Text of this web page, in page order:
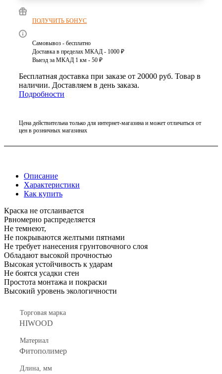
ПОЛУЧИТЬ БОНУС
Самовывоз - бесплатно
Доставка в пределах МКАД - 1000 ₽
Выезд за МКАД 1 км - 50 ₽
Бесплатная доставка при заказе от 20000 руб. Товар в
наличии. Доставляем в день заказа.
Подробности
Цена действительна только для интернет-магазина и может отличаться от
цен в розничных магазинах
Описание
Характеристики
Как купить
Краска не отслаивается
Рвномерно распределяется
Не темнеют,
Не покрываются желтыми пятнами
Не требует нанесения грунтовочного слоя
Обладают высокой прочностью
Высокая устойчивость к ударам
Не боятся усадки стен
Простота монтажа и покраски
Высокий уровень экологичности
Торговая марка
HIWOOD
Материал
Фитополимер
Длина, мм